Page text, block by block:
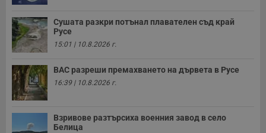
Сушата разкри потънал плавателен съд край
Русе
15:01 | 10.8.2026 г.
ВАС разреши премахването на дървета в Русе
16:39 | 10.8.2026 г.
Взривове разтърсиха военния завод в село
Белица